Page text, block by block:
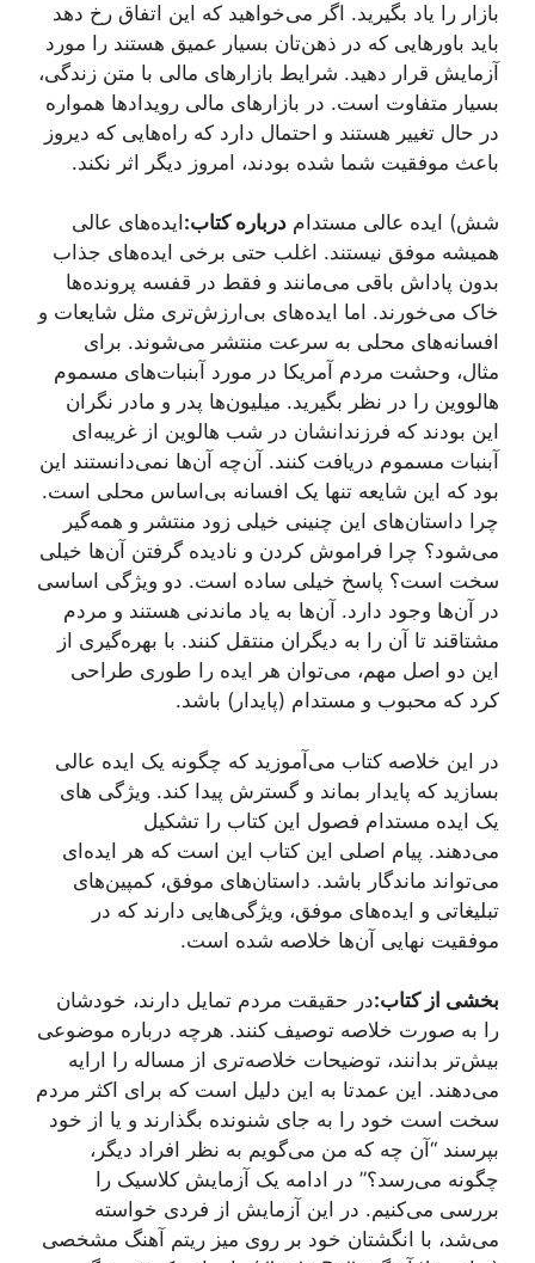
بازار را یاد بگیرید. اگر می‌خواهید که این اتفاق رخ دهد
باید باورهایی که در ذهن‌تان بسیار عمیق هستند را مورد
آزمایش قرار دهید. شرایط بازارهای مالی با متن زندگی،
بسیار متفاوت است. در بازارهای مالی رویدادها همواره
در حال تغییر هستند و احتمال دارد که راه‌هایی که دیروز
باعث موفقیت شما شده بودند، امروز دیگر اثر نکند.
شش) ایده عالی مستدام درباره کتاب: ایده‌های عالی
همیشه موفق نیستند. اغلب حتی برخی ایده‌های جذاب
بدون پاداش باقی می‌مانند و فقط در قفسه پرونده‌ها
خاک می‌خورند. اما ایده‌های بی‌ارزش‌تری مثل شایعات و
افسانه‌های محلی به سرعت منتشر می‌شوند. برای
مثال، وحشت مردم آمریکا در مورد آبنبات‌های مسموم
هالووین را در نظر بگیرید. میلیون‌ها پدر و مادر نگران
این بودند که فرزندانشان در شب هالوین از غریبه‌ای
آبنبات مسموم دریافت کنند. آن‌چه آن‌ها نمی‌دانستند این
بود که این شایعه تنها یک افسانه بی‌اساس محلی است.
چرا داستان‌های این چنینی خیلی زود منتشر و همه‌گیر
می‌شود؟ چرا فراموش کردن و نادیده گرفتن آن‌ها خیلی
سخت است؟ پاسخ خیلی ساده است. دو ویژگی اساسی
در آن‌ها وجود دارد. آن‌ها به یاد ماندنی هستند و مردم
مشتاقند تا آن را به دیگران منتقل کنند. با بهره‌گیری از
این دو اصل مهم، می‌توان هر ایده را طوری طراحی
کرد که محبوب و مستدام (پایدار) باشد.
در این خلاصه کتاب می‌آموزید که چگونه یک ایده عالی
بسازید که پایدار بماند و گسترش پیدا کند. ویژگی های
یک ایده مستدام فصول این کتاب را تشکیل
می‌دهند. پیام اصلی این کتاب این است که هر ایده‌ای
می‌تواند ماندگار باشد. داستان‌های موفق، کمپین‌های
تبلیغاتی و ایده‌های موفق، ویژگی‌هایی دارند که در
موفقیت نهایی آن‌ها خلاصه شده است.
بخشی از کتاب:در حقیقت مردم تمایل دارند، خودشان
را به صورت خلاصه توصیف کنند. هرچه درباره موضوعی
بیش‌تر بدانند، توضیحات خلاصه‌تری از مساله را ارايه
می‌دهند. این عمدتا به این دلیل است که برای اکثر مردم
سخت است خود را به جای شنونده بگذارند و یا از خود
بپرسند “آن چه که من می‌گویم به نظر افراد دیگر،
چگونه می‌رسد؟” در ادامه یک آزمایش کلاسیک را
بررسی می‌کنیم. در این آزمایش از فردی خواسته
می‌شد، با انگشتان خود بر روی میز ریتم آهنگ مشخصی